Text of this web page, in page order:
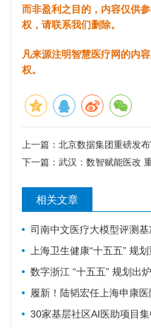
而非盈利之目的，内容仅供
权，请联系我们删除。
凡来源注明智慧医疗网的内
权。
上一篇： 北京数据集团重磅发布“医疗数据
下一篇： 武汉：数智赋能医改
相关文章
司南中文医疗大模型评测基准MedBench 5.0上
上海卫生健康“十五五” 规划重点来了！
数字浙江 “十五五” 规划出
履新！陆韬宏任上海申康
30家基层社区AI医助项目集中签约，健康